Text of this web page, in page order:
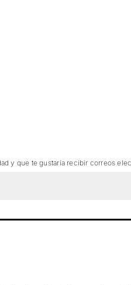
y que te gustaría recibir correos